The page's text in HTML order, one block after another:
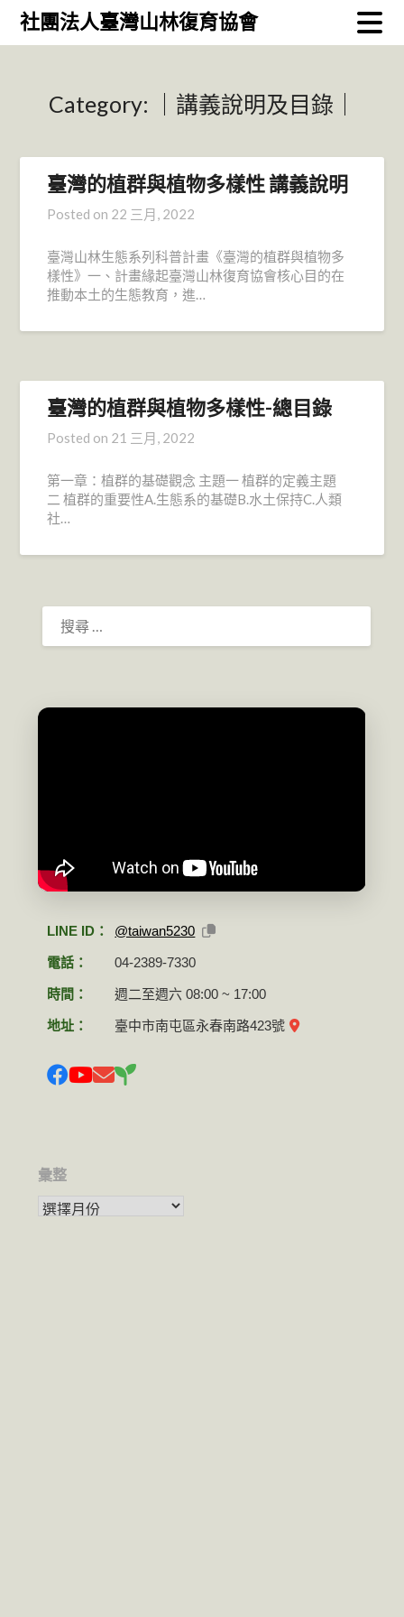
Skip社團法人臺灣山林復育協會
Category: ｜講義說明及目錄｜
臺灣的植群與植物多樣性 講義說明
Posted on 22 三月, 2022
臺灣山林生態系列科普計畫《臺灣的植群與植物多
樣性》一、計畫緣起臺灣山林復育協會核心目的在
推動本土的生態教育，進…
臺灣的植群與植物多樣性-總目錄
Posted on 21 三月, 2022
第一章：植群的基礎觀念 主題一 植群的定義主題
二 植群的重要性A.生態系的基礎B.水土保持C.人類
社…
搜
尋：
LINE ID： @taiwan5230
電話： 04-2389-7330
時間： 週二至週六 08:00 ~ 17:00
地址： 臺中市南屯區永春南路423號
彙整
彙整